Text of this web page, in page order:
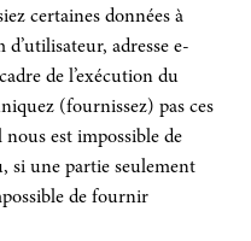
certaines données à
adresse e-
de l’exécution du
(fournissez) pas ces
est impossible de
si une partie seulement
de fournir